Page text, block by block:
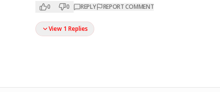
0 0 REPLY REPORT COMMENT
View 1 Replies